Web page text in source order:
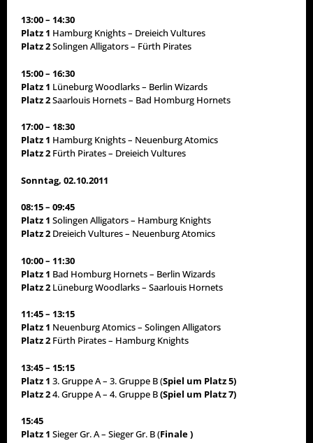
13:00 – 14:30
Platz 1 Hamburg Knights – Dreieich Vultures
Platz 2Solingen Alligators – Fürth Pirates
15:00 – 16:30
Platz 1 Lüneburg Woodlarks – Berlin Wizards
Platz 2Saarlouis Hornets – Bad Homburg Hornets
17:00 – 18:30
Platz 1 Hamburg Knights – Neuenburg Atomics
Platz 2 Fürth Pirates – Dreieich Vultures
Sonntag, 02.10.2011
08:15 – 09:45
Platz 1 Solingen Alligators – Hamburg Knights
Platz 2 Dreieich Vultures – Neuenburg Atomics
10:00 – 11:30
Platz 1 Bad Homburg Hornets – Berlin Wizards
Platz 2 Lüneburg Woodlarks – Saarlouis Hornets
11:45 – 13:15
Platz 1 Neuenburg Atomics– Solingen Alligators
Platz 2 Fürth Pirates – Hamburg Knights
13:45 – 15:15
Platz 1 3. Gruppe A – 3. Gruppe B (Spiel um Platz 5)
Platz 24. Gruppe A – 4. Gruppe B(Spiel um Platz 7)
15:45
Platz 1 Sieger Gr. A – Sieger Gr. B (Finale )